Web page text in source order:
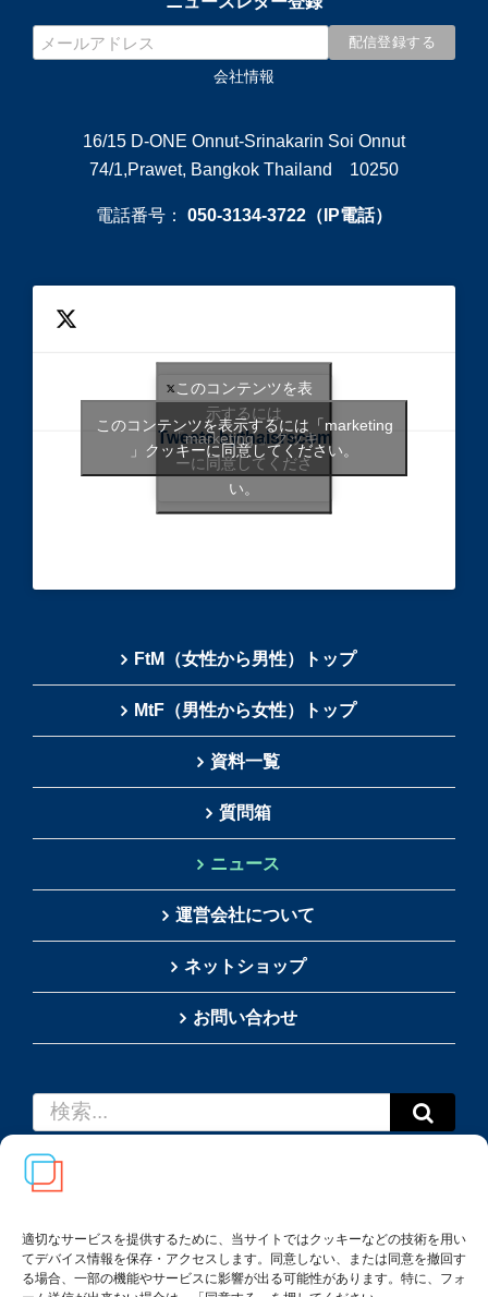
適切なサービスを提供するために、当サイトではクッキーなどの技術を用い
てデバイス情報を保存・アクセスします。同意しない、または同意を撤回す
る場合、一部の機能やサービスに影響が出る可能性があります。特に、フォ
会社情報
16/15 D-ONE Onnut-Srinakarin Soi Onnut
74/1,Prawet, Bangkok Thailand 10250
電話番号： 050-3134-3722（IP電話）
Tweets bythaisrscom
このコンテンツを表
示するには
「marketing 」クッキ
ーに同意してくださ
い。
このコンテンツを表示するには「marketing
」クッキーに同意してください。
FtM（女性から男性）トップ
MtF（男性から女性）トップ
資料一覧
質問箱
ニュース
運営会社について
ネットショップ
お問い合わせ
索
…
Copyright(c) 2002-2026Thai SRS Guide Center. All
rights reserved.